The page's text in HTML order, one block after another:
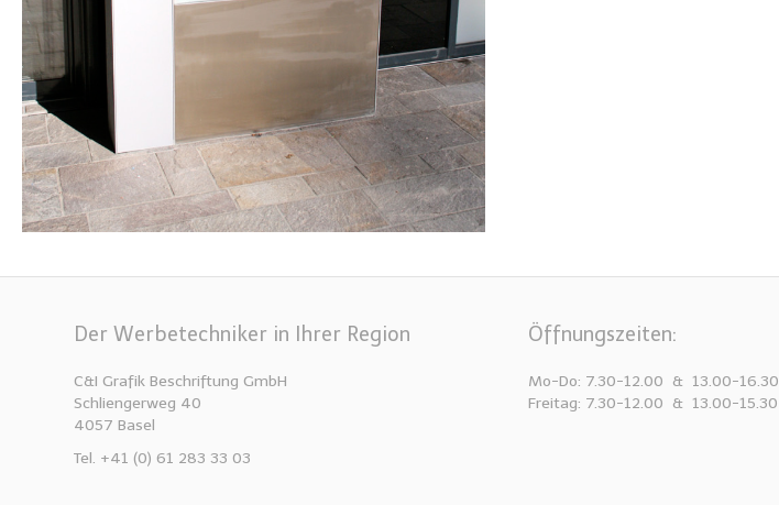
Der Werbetechniker in Ihrer Region
C&I Grafik Beschriftung GmbH
Schliengerweg 40
4057 Basel
Tel. +41 (0) 61 283 33 03
Öffnungszeiten:
Mo-Do: 7.30-12.00 & 13.00-16.30
Freitag: 7.30-12.00 & 13.00-15.30